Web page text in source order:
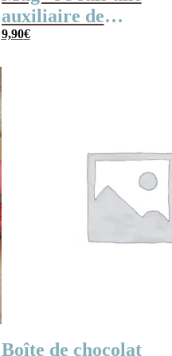
auxiliaire de
crèche qui
de crèche
9,90€
Boîte de chocolat